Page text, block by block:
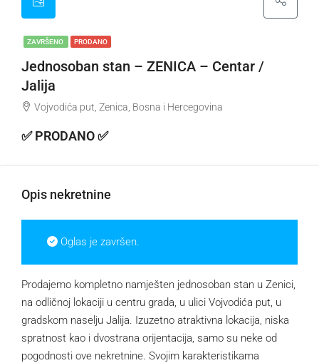
ZAVRŠENO PRODANO
Jednosoban stan – ZENICA – Centar /
Jalija
Vojvodića put, Zenica, Bosna i Hercegovina
✅ PRODANO ✅
Opis nekretnine
Oglas je završen.
Prodajemo kompletno namješten jednosoban stan u Zenici,
na odličnoj lokaciji u centru grada, u ulici Vojvodića put, u
gradskom naselju Jalija. Izuzetno atraktivna lokacija, niska
spratnost kao i dvostrana orijentacija, samo su neke od
pogodnosti ove nekretnine. Svojim karakteristikama